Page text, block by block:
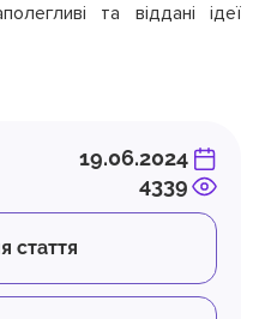
та віддані ідеї
19.06.2024
4339
стаття